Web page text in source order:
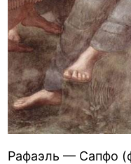
Рафаэль — Сапфо